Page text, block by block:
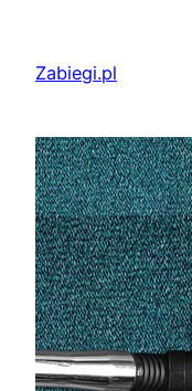
treściZabiegi.pl